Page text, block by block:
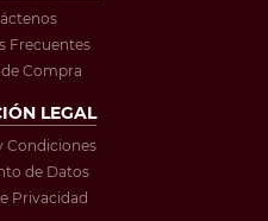
Frecuentes
Compra
LEGAL
Condiciones
de Datos
Privacidad